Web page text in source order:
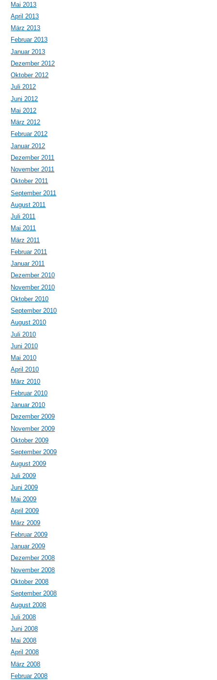
Mai 2013
April 2013
März 2013
Februar 2013
Januar 2013
Dezember 2012
Oktober 2012
Juli 2012
Juni 2012
Mai 2012
März 2012
Februar 2012
Januar 2012
Dezember 2011
November 2011
Oktober 2011
September 2011
August 2011
Juli 2011
Mai 2011
März 2011
Februar 2011
Januar 2011
Dezember 2010
November 2010
Oktober 2010
September 2010
August 2010
Juli 2010
Juni 2010
Mai 2010
April 2010
März 2010
Februar 2010
Januar 2010
Dezember 2009
November 2009
Oktober 2009
September 2009
August 2009
Juli 2009
Juni 2009
Mai 2009
April 2009
März 2009
Februar 2009
Januar 2009
Dezember 2008
November 2008
Oktober 2008
September 2008
August 2008
Juli 2008
Juni 2008
Mai 2008
April 2008
März 2008
Februar 2008